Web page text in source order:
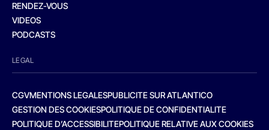
RENDEZ-VOUS
VIDEOS
PODCASTS
LEGAL
CGVMENTIONS LEGALESPUBLICITE SUR ATLANTICO
GESTION DES COOKIESPOLITIQUE DE CONFIDENTIALITE
POLITIQUE D’ACCESSIBILITEPOLITIQUE RELATIVE AUX COOKIES